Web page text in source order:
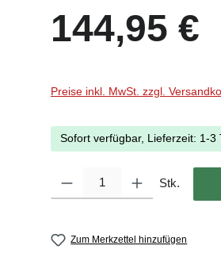
144,95 €
Preise inkl. MwSt. zzgl.
Sofort verfügbar, Lieferzeit: 1-
Stk.
Zum Merkzettel hinzufügen